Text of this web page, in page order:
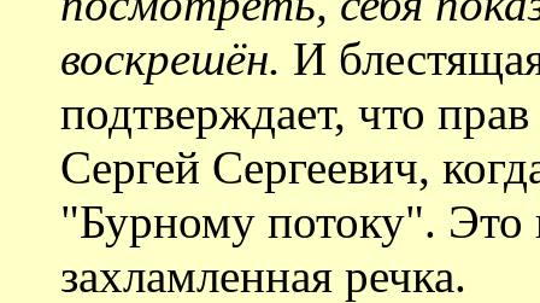
воскрешён. И
подтверждает, что
Сергей Сергеевич,
"Бурному потоку". Это
захламленная речка.